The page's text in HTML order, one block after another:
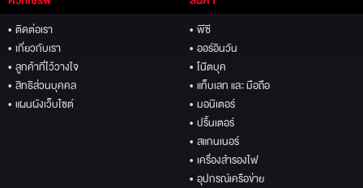
• ติดต่อเรา
• เกี่ยวกับเรา
• ลูกค้าที่ไว้วางใจ
• สิทธิส่วนบุคคล
• แผนผังเว็บไซต์
• พีซี
• ออร์อินวัน
• โน๊ตบุค
• แท็บเลท และ มือถือ
• มอนิเตอร์
• ปริ้นเตอร์
• สแกนเนอร์
• เครื่องสำรองไฟ
• อุปกรณ์เครือข่าย